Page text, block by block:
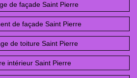
de façade Saint Pierre
de façade Saint Pierre
de toiture Saint Pierre
intérieur Saint Pierre